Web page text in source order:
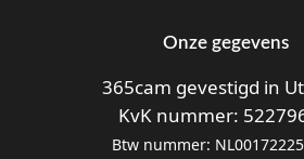
Onze gegevens
365cam gevestigd in
KvK nummer:
Btw nummer: